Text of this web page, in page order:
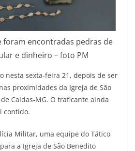
foram encontradas pedras de
e dinheiro – foto PM
nesta sexta-feira 21, depois de ser
proximidades da Igreja de São
Caldas-MG. O traficante ainda
contido.
Militar, uma equipe do Tático
a Igreja de São Benedito